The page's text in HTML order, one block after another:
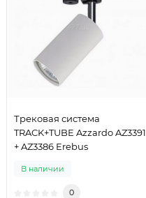
Трековая система
TRACK+TUBE Azzardo AZ3391
+ AZ3386 Erebus
В наличии
0